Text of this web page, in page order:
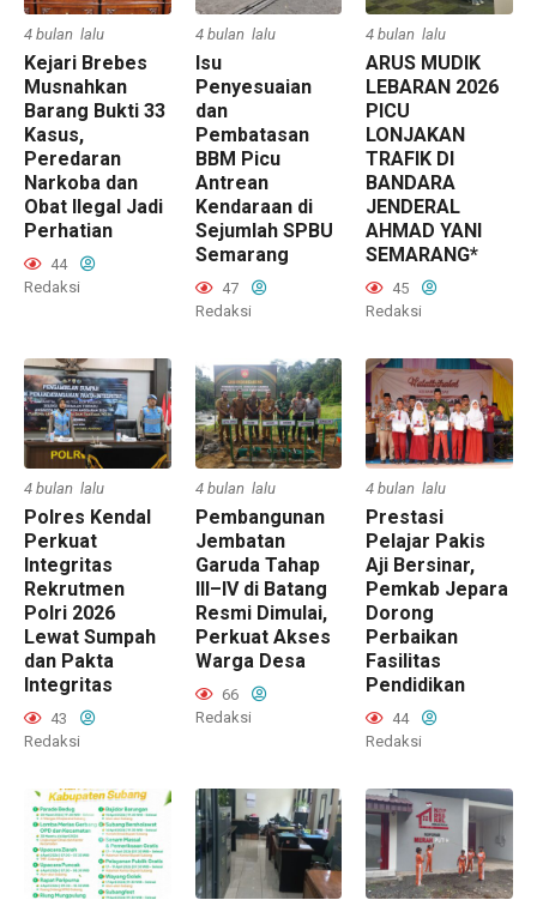
4 bulan lalu
Kejari Brebes
Musnahkan
Barang Bukti 33
Kasus,
Peredaran
Narkoba dan
Obat Ilegal Jadi
Perhatian
44
Redaksi
4 bulan lalu
Isu
Penyesuaian
dan
Pembatasan
BBM Picu
Antrean
Kendaraan di
Sejumlah SPBU
Semarang
47
Redaksi
4 bulan lalu
ARUS MUDIK
LEBARAN 2026
PICU
LONJAKAN
TRAFIK DI
BANDARA
JENDERAL
AHMAD YANI
SEMARANG*
45
Redaksi
4 bulan lalu
Polres Kendal
Perkuat
Integritas
Rekrutmen
Polri 2026
Lewat Sumpah
dan Pakta
Integritas
43
Redaksi
4 bulan lalu
Pembangunan
Jembatan
Garuda Tahap
III–IV di Batang
Resmi Dimulai,
Perkuat Akses
Warga Desa
66
Redaksi
4 bulan lalu
Prestasi
Pelajar Pakis
Aji Bersinar,
Pemkab Jepara
Dorong
Perbaikan
Fasilitas
Pendidikan
44
Redaksi